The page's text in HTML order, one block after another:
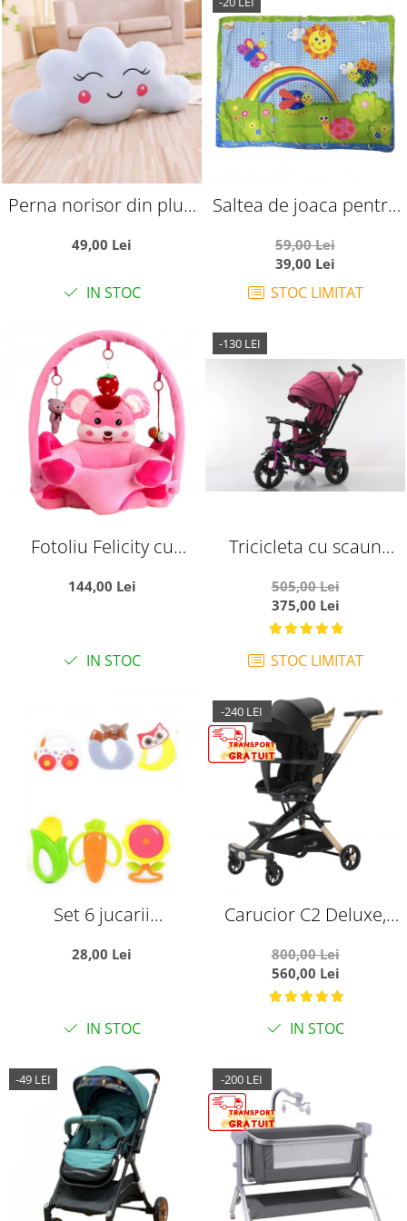
Perna norisor din plus,
49,00 Lei
IN STOC
Saltea de joaca pentru
insecte vesele, 92 x 60
cm
59,00 Lei
39,00 Lei
STOC LIMITAT
Fotoliu Felicity cu
laterale - Soricel Roz
144,00 Lei
IN STOC
-130 LEI
Tricicleta cu scaun
somn, SL02 - Mov
505,00 Lei
375,00 Lei
STOC LIMITAT
Set 6 jucarii
suprafete moi siliconate
28,00 Lei
IN STOC
-240 LEI
Carucior C2 Deluxe,
lumini si muzica, Negru
cu flori
800,00 Lei
560,00 Lei
IN STOC
-49 LEI -200 LEI